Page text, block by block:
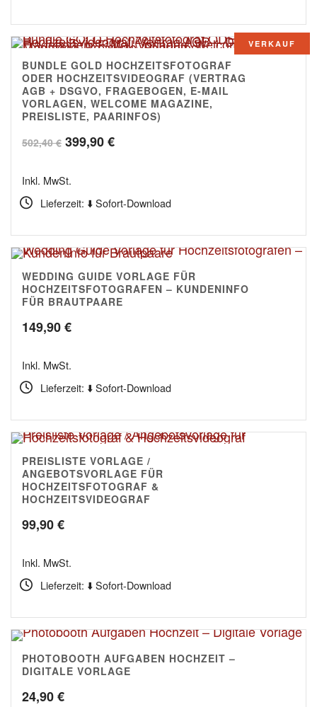
VERKAUF
5.00
BUNDLE GOLD HOCHZEITSFOTOGRAF
ODER HOCHZEITSVIDEOGRAF (VERTRAG
AGB + DSGVO, FRAGEBOGEN, E-MAIL
VORLAGEN, WELCOME MAGAZINE,
PREISLISTE, PAARINFOS)
502,40€ Ursprünglicher
war:
502,40 €
399,90€Aktueller
399,90 €.
Inkl. MwSt.
Lieferzeit: ⬇️ Sofort-Download
4.75
WEDDING GUIDE VORLAGE FÜR
HOCHZEITSFOTOGRAFEN – KUNDENINFO
FÜR BRAUTPAARE
149,90€
Inkl. MwSt.
Lieferzeit: ⬇️ Sofort-Download
5.00
PREISLISTE VORLAGE /
ANGEBOTSVORLAGE FÜR
HOCHZEITSFOTOGRAF &
HOCHZEITSVIDEOGRAF
99,90€
Inkl. MwSt.
Lieferzeit: ⬇️ Sofort-Download
4.50
PHOTOBOOTH AUFGABEN HOCHZEIT –
DIGITALE VORLAGE
24,90€